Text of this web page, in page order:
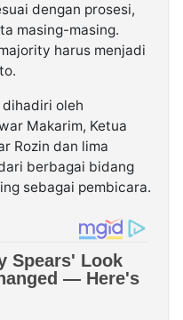
dengan prosesi,
masing-masing.
harus menjadi
oleh
Makarim, Ketua
Rozin dan lima
berbagai bidang
sebagai pembicara.